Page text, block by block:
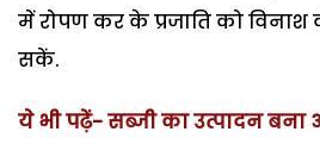
में रोपण कर के प्रजाति को
सकें.
ये भी पढ़ें- सब्जी का उत्पादन